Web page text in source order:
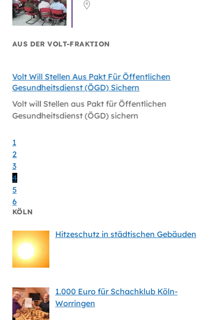
AUS DER VOLT-FRAKTION
Volt Will Stellen Aus Pakt Für Öffentlichen
Gesundheitsdienst (ÖGD) Sichern
Volt will Stellen aus Pakt für Öffentlichen
Gesundheitsdienst (ÖGD) sichern
1
2
3
4
5
6
KÖLN
Hitzeschutz in städtischen Gebäuden
1.000 Euro für Schachklub Köln-
Worringen